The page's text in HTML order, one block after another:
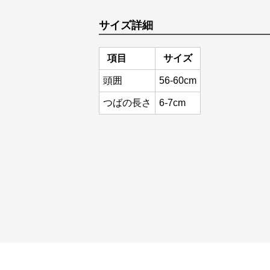
サイズ詳細
項目 サイズ
頭囲 56-60cm
つばの長さ 6-7cm